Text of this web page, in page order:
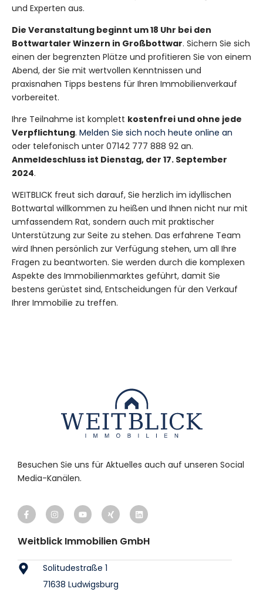
und Experten aus.
Die Veranstaltung beginnt um 18 Uhr bei den
Bottwartaler Winzern in Großbottwar. Sichern Sie sich
einen der begrenzten Plätze und profitieren Sie von einem
Abend, der Sie mit wertvollen Kenntnissen und
praxisnahen Tipps bestens für Ihren Immobilienverkauf
vorbereitet.
Ihre Teilnahme ist komplett kostenfrei und ohne jede
Verpflichtung. Melden Sie sich noch heute online an
oder telefonisch unter 07142 777 888 92 an.
Anmeldeschluss ist Dienstag, der 17. September
2024.
WEITBLICK freut sich darauf, Sie herzlich im idyllischen
Bottwartal willkommen zu heißen und Ihnen nicht nur mit
umfassendem Rat, sondern auch mit praktischer
Unterstützung zur Seite zu stehen. Das erfahrene Team
wird Ihnen persönlich zur Verfügung stehen, um all Ihre
Fragen zu beantworten. Sie werden durch die komplexen
Aspekte des Immobilienmarktes geführt, damit Sie
bestens gerüstet sind, Entscheidungen für den Verkauf
Ihrer Immobilie zu treffen.
Besuchen Sie uns für Aktuelles auch auf unseren Social
Media-Kanälen.
Weitblick Immobilien GmbH
Solitudestraße 1
71638 Ludwigsburg